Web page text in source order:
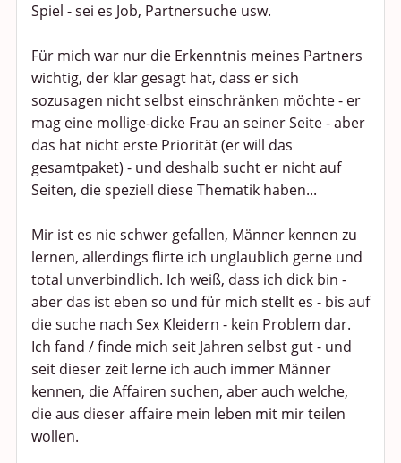
Spiel - sei es Job, Partnersuche usw.
Für mich war nur die Erkenntnis meines Partners
wichtig, der klar gesagt hat, dass er sich
sozusagen nicht selbst einschränken möchte - er
mag eine mollige-dicke Frau an seiner Seite - aber
das hat nicht erste Priorität (er will das
gesamtpaket) - und deshalb sucht er nicht auf
Seiten, die speziell diese Thematik haben...
Mir ist es nie schwer gefallen, Männer kennen zu
lernen, allerdings flirte ich unglaublich gerne und
total unverbindlich. Ich weiß, dass ich dick bin -
aber das ist eben so und für mich stellt es - bis auf
die suche nach Sex Kleidern - kein Problem dar.
Ich fand / finde mich seit Jahren selbst gut - und
seit dieser zeit lerne ich auch immer Männer
kennen, die Affairen suchen, aber auch welche,
die aus dieser affaire mein leben mit mir teilen
wollen.